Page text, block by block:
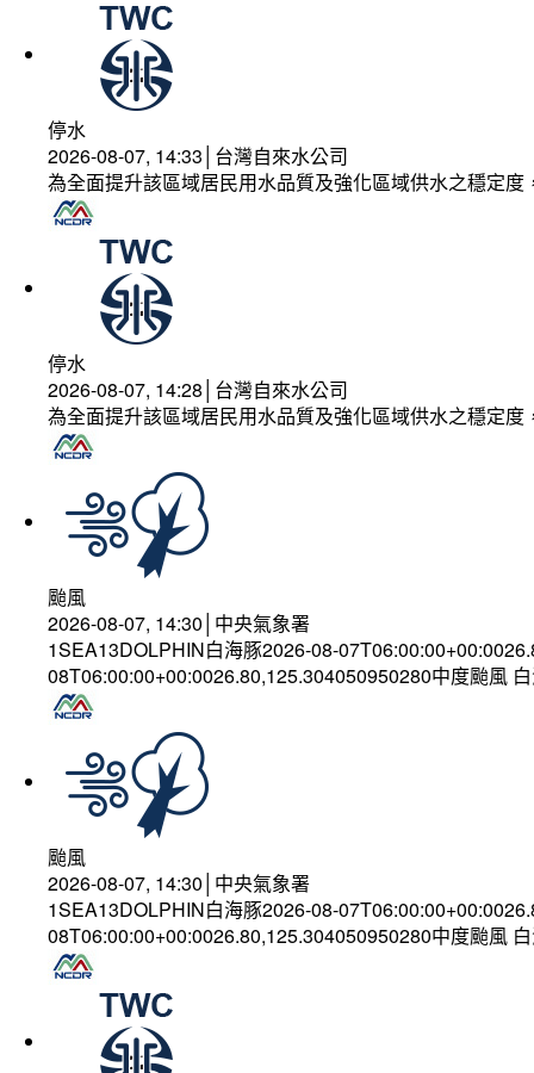
停水
2026-08-07, 14:33│台灣自來水公司
為全面提升該區域居民用水品質及強化區域供水之穩定
停水
2026-08-07, 14:28│台灣自來水公司
為全面提升該區域居民用水品質及強化區域供水之穩定
颱風
2026-08-07, 14:30│中央氣象署
1SEA13DOLPHIN白海豚2026-08-
08T06:00:00+00:0026.80,125.304050950280中度颱風
颱風
2026-08-07, 14:30│中央氣象署
1SEA13DOLPHIN白海豚2026-08-
08T06:00:00+00:0026.80,125.304050950280中度颱風